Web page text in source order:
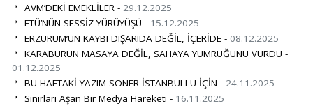
AVM’DEKİ EMEKLİLER - 29.12.2025
ETÜ’NÜN SESSİZ YÜRÜYÜŞÜ - 15.12.2025
ERZURUM’UN KAYBI DIŞARIDA DEĞİL, İÇERİDE - 08.12.2025
KARABURUN MASAYA DEĞİL, SAHAYA YUMRUĞUNU VURDU -
01.12.2025
BU HAFTAKİ YAZIM SONER İSTANBULLU İÇİN - 24.11.2025
Sınırları Aşan Bir Medya Hareketi - 16.11.2025